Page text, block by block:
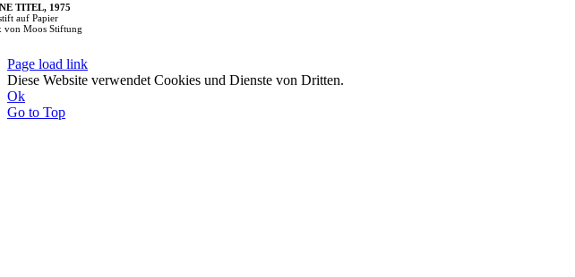
TITEL, 1975
auf Papier
von Moos Stiftung
Page load link
Diese Website verwendet Cookies und Dienste von Dritten.
Ok
Go to Top